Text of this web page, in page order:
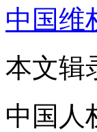
中国维
本文辑
中国人